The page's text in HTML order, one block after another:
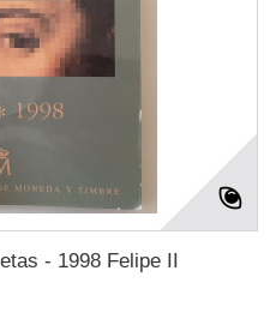
- 1998 Felipe II